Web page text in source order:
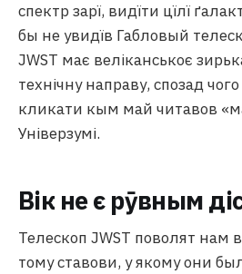
спектр зарї, видїти цїлї
бы не увидїв Габловый
JWST має веліканськоє
технічну направу, спозад
кликати кым май читавов
Універзумі.
Вік не є рӯвным
Телескоп JWST поволят нам
тому ставови, у якому они